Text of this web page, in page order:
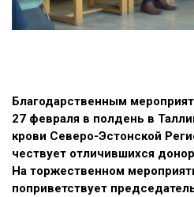
Благодарственным
27 февраля в полдень в
крови Северо-Эстонской
чествует отличившихся
На торжественном
поприветствует